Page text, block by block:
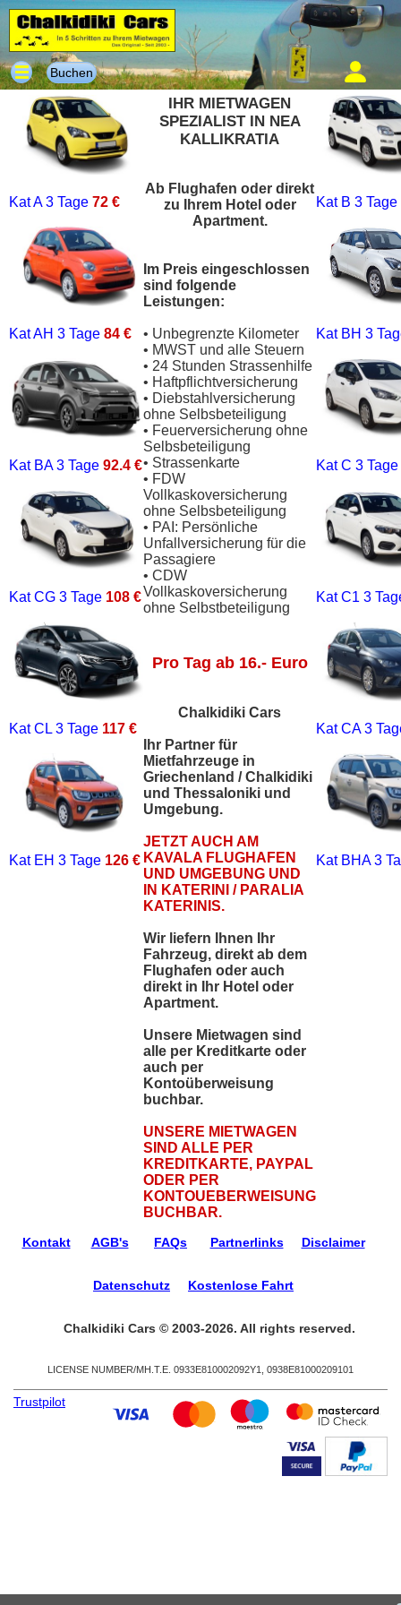
Buchen
Kat A3 Tage 72 €
Kat AH 3 Tage 84 €
Kat BA3 Tage 92.4 €
Kat CG 3 Tage 108 €
Kat CL 3 Tage 117 €
Kat EH 3 Tage 126 €
IHR MIETWAGEN
SPEZIALIST IN NEA
KALLIKRATIA
Ab Flughafen oder direkt
zu Ihrem Hotel oder
Apartment.
Im Preis eingeschlossen
sind folgende
Leistungen:
• Unbegrenzte Kilometer
• MWST und alle Steuern
• 24 Stunden Strassenhilfe
• Haftpflichtversicherung
• Diebstahlversicherung
ohne Selbsbeteiligung
• Feuerversicherung ohne
Selbsbeteiligung
• Strassenkarte
• FDW
Vollkaskoversicherung
ohne Selbsbeteiligung
• PAI: Persönliche
Unfallversicherung für die
Passagiere
• CDW
Vollkaskoversicherung
ohne Selbstbeteiligung
Pro Tag ab 16.- Euro
Chalkidiki Cars
Ihr Partner für
Mietfahrzeuge in
Griechenland / Chalkidiki
und Thessaloniki und
Umgebung.
JETZT AUCH AM
KAVALA FLUGHAFEN
UND UMGEBUNG UND
IN KATERINI / PARALIA
KATERINIS.
Wir liefern Ihnen Ihr
Fahrzeug, direkt ab dem
Flughafen oder auch
direkt in Ihr Hotel oder
Apartment.
Unsere Mietwagen sind
alle per Kreditkarte oder
auch per
Kontoüberweisung
buchbar.
UNSERE MIETWAGEN
SIND ALLE PER
KREDITKARTE, PAYPAL
ODER PER
KONTOUEBERWEISUNG
BUCHBAR.
Kat B 3 Tage
Kat BH 3
Kat C 3 Tage
Kat C1 3
Kat CA3
Kat BHA3
Kontakt AGB's FAQs Partnerlinks Disclaimer
Datenschutz Kostenlose Fahrt
Chalkidiki Cars © 2003-2026. All rights reserved.
LICENSE NUMBER/ΜΗ.Τ.Ε. 0933Ε810002092Υ1, 0938Ε81000209101
Trustpilot